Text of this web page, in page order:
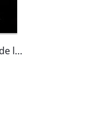
Arq 18 - planche 54 (fin de la série)